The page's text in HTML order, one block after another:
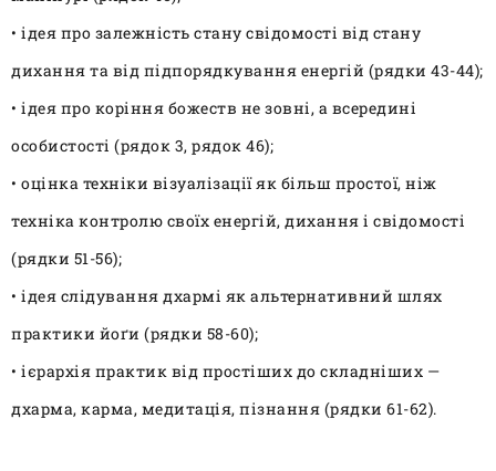
• ідея про залежність стану свідомості від стану
дихання та від підпорядкування енергій (рядки 43-44);
• ідея про коріння божеств не зовні, а всередині
особистості (рядок 3, рядок 46);
• оцінка техніки візуалізації як більш простої, ніж
техніка контролю своїх енергій, дихання і свідомості
(рядки 51-56);
• ідея слідування дхармі як альтернативний шлях
практики йоґи (рядки 58-60);
• ієрархія практик від простіших до складніших —
дхарма, карма, медитація, пізнання (рядки 61-62).